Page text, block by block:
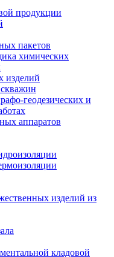
продукции
пакетов
химических
изделий
геодезических и
аппаратов
изделий из
кладовой